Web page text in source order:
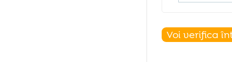
Voi verifica